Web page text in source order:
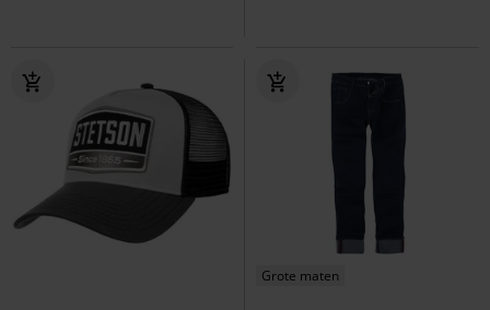
Grote maten